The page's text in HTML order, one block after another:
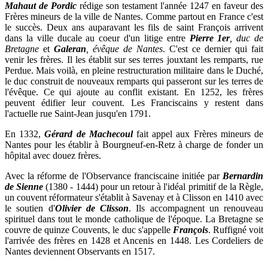
Mahaut de Pordic rédige son testament l'année 1247 en faveur des
Frères mineurs de la ville de Nantes. Comme partout en France c'est
le succès. Deux ans auparavant les fils de saint François arrivent
dans la ville ducale au coeur d'un litige entre Pierre 1er, duc de
Bretagne et Galeran , évêque de Nantes. C'est ce dernier qui fait
venir les frères. Il les établit sur ses terres jouxtant les remparts, rue
Perdue. Mais voilà, en pleine restructuration militaire dans le Duché,
le duc construit de nouveaux remparts qui passeront sur les terres de
l'évêque. Ce qui ajoute au conflit existant. En 1252, les frères
peuvent édifier leur couvent. Les Franciscains y restent dans
l'actuelle rue Saint-Jean jusqu'en 1791.
En 1332,Gérard de Machecoulfait appel aux Frères mineurs de
Nantes pour les établir à Bourgneuf-en-Retz à charge de fonder un
hôpital avec douez frères.
Avec la réforme de l'Observance franciscaine initiée par Bernardin
de Sienne(1380 - 1444) pour un retour à l'idéal primitif de la Règle,
un couvent réformateur s'établit à Savenay et à Clisson en 1410 avec
le soutien d'Olivier de Clisson. Ils accompagnent un renouveau
spirituel dans tout le monde catholique de l'époque. La Bretagne se
couvre de quinze Couvents, le duc s'appelle François. Ruffigné voit
l'arrivée des frères en 1428 et Ancenis en 1448. Les Cordeliers de
Nantes deviennent Observants en 1517.